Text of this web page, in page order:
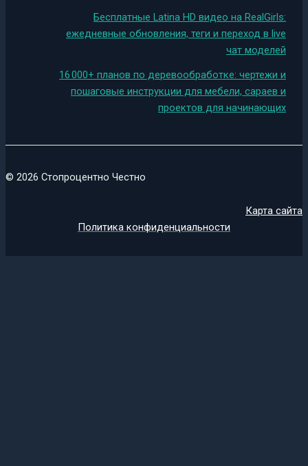
Бесплатные Latina HD видео на RealGirls:
ежедневные обновления, теги и переход в live
чат моделей
16 000+ планов по деревообработке: чертежи и
пошаговые инструкции для мебели, сараев и
проектов для начинающих
© 2026 Стопроцентно Честно
Карта сайта
Политика конфиденциальности